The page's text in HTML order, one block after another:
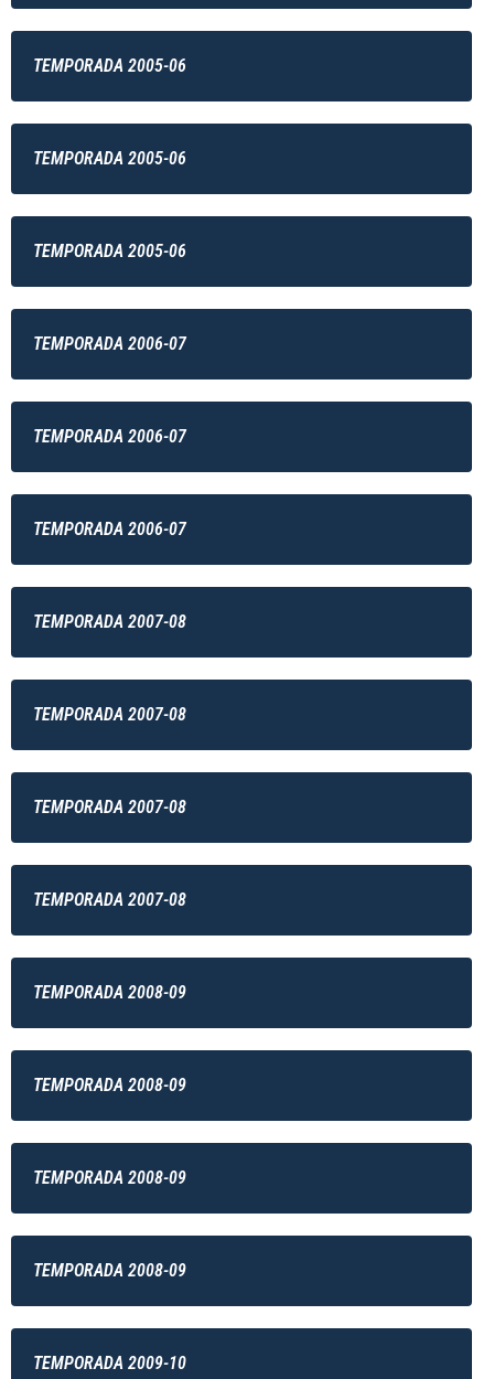
TEMPORADA 2005-06
TEMPORADA 2005-06
TEMPORADA 2005-06
TEMPORADA 2006-07
TEMPORADA 2006-07
TEMPORADA 2006-07
TEMPORADA 2007-08
TEMPORADA 2007-08
TEMPORADA 2007-08
TEMPORADA 2007-08
TEMPORADA 2008-09
TEMPORADA 2008-09
TEMPORADA 2008-09
TEMPORADA 2008-09
TEMPORADA 2009-10